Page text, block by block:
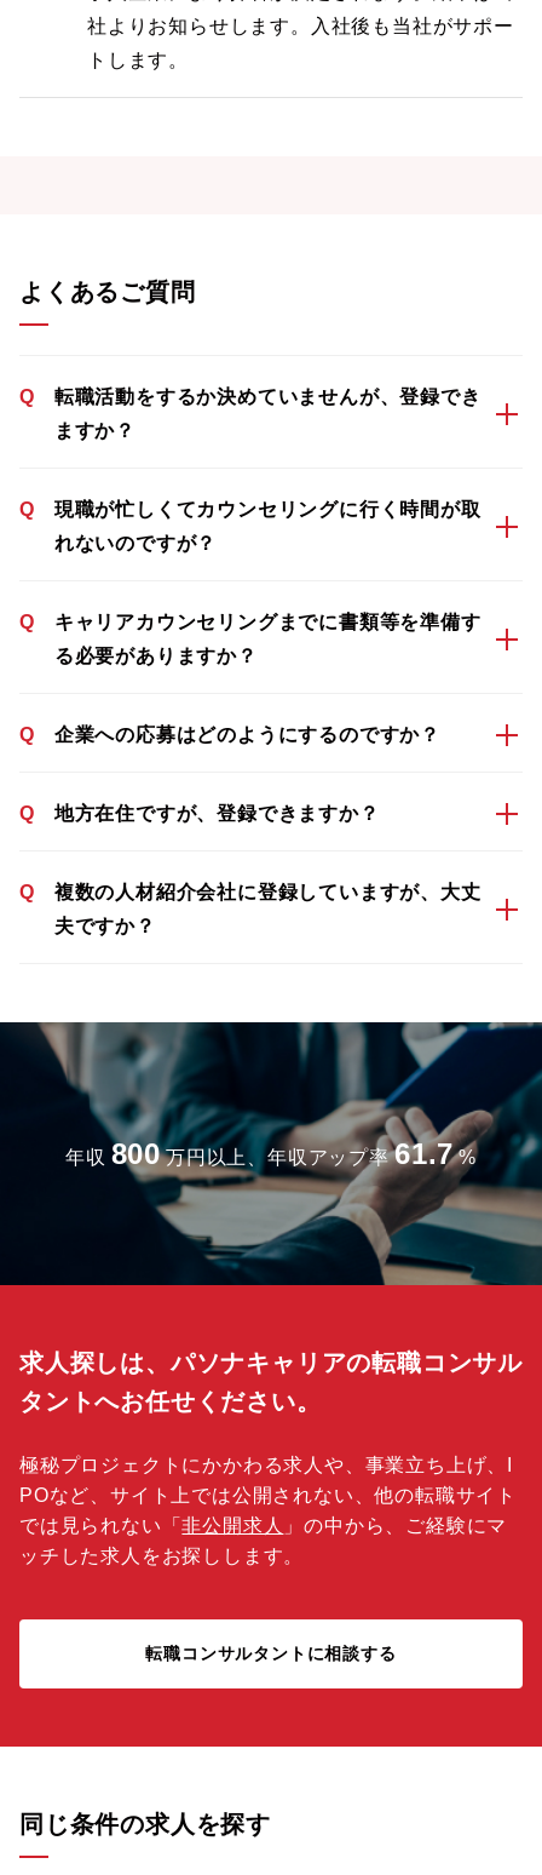
社よりお知らせします。入社後も当社がサポー
トします。
よくあるご質問
Q
転職活動をするか決めていませんが、登録でき
ますか？
Q
現職が忙しくてカウンセリングに行く時間が取
れないのですが？
Q
キャリアカウンセリングまでに書類等を準備す
る必要がありますか？
Q 企業への応募はどのようにするのですか？
Q 地方在住ですが、登録できますか？
Q
複数の人材紹介会社に登録していますが、大丈
夫ですか？
年収 800 万円以上、年収アップ率 61.7 %
求人探しは、パソナキャリアの転職コンサル
タントへお任せください。
極秘プロジェクトにかかわる求人や、事業立ち上げ、I
POなど、サイト上では公開されない、他の転職サイト
では見られない「非公開求人 」の中から、ご経験にマ
ッチした求人をお探しします。
転職コンサルタントに相談する
同じ条件の求人を探す